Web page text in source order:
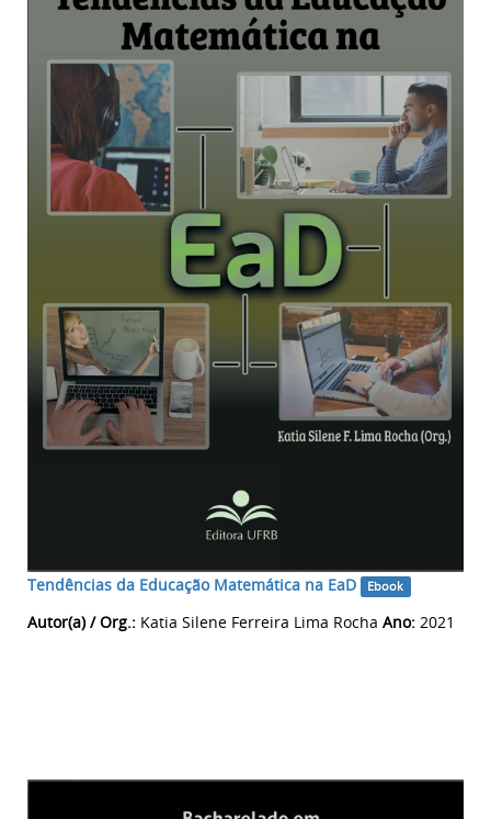
Tendências da Educação Matemática na EaD Ebook
Autor(a) / Org.: Katia Silene Ferreira Lima Rocha Ano: 2021